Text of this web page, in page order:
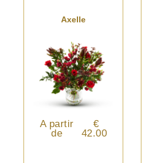
Axelle
A partir
de
€
42.00